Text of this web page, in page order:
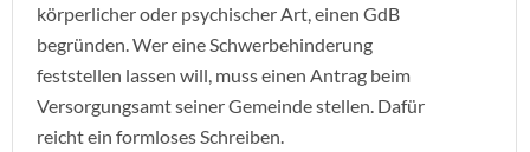
körperlicher oder psychischer Art, einen GdB
begründen. Wer eine Schwerbehinderung
feststellen lassen will, muss einen Antrag beim
Versorgungsamt seiner Gemeinde stellen. Dafür
reicht ein formloses Schreiben.